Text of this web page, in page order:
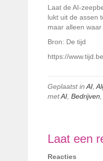
Laat de AI-
lukt uit de assen
maar alleen
Bron: De tijd
https://
Geplaatst inAI,
metAI, Bedrijven,
Laat een
Reacties